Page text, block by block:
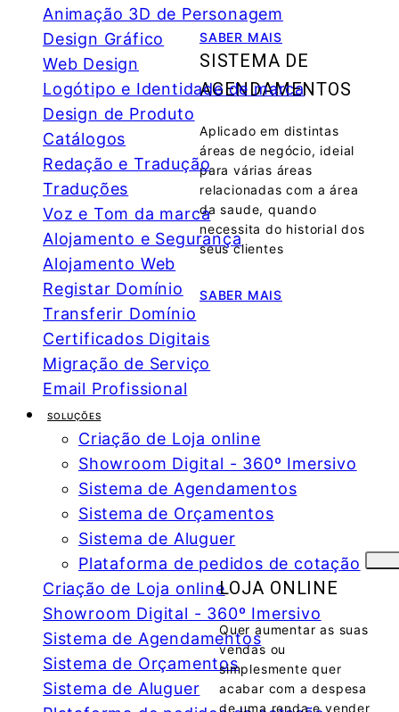
Animação 3D de Personagem
Design Gráfico
Web Design
Logótipo e Identidade de marca
Design de Produto
Catálogos
Redação e Tradução
Traduções
Voz e Tom da marca
Alojamento e Segurança
Alojamento Web
Registar Domínio
Transferir Domínio
Certificados Digitais
Migração de Serviço
Email Profissional
SOLUÇÕES
Criação de Loja online
Showroom Digital - 360º Imersivo
Sistema de Agendamentos
Sistema de Orçamentos
Sistema de Aluguer
Plataforma de pedidos de cotação
LOJA ONLINE
Quer aumentar as suas
vendas ou
simplesmente quer
acabar com a despesa
de uma renda e vender
Criação de Loja online
Showroom Digital - 360º Imersivo
Sistema de Agendamentos
Sistema de Orçamentos
Sistema de Aluguer
SABER MAIS
SISTEMA DE
AGENDAMENTOS
Aplicado em distintas
áreas de negócio, ideial
para várias áreas
relacionadas com a área
da saude, quando
necessita do historial dos
seus clientes
SABER MAIS